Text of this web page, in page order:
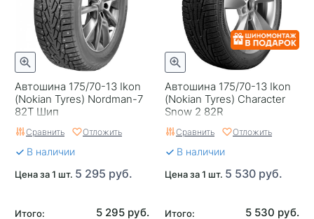
Автошина 175/70-13 Ikon
(Nokian Tyrеs) Nordman-7
82T Шип
Сравнить Отложить
В наличии
Цена за 1 шт. 5 295 руб.
Итого: 5 295 руб.
Автошина 175/70-13 Ikon
(Nokian Tyres) Character
Snow 2 82R
Сравнить Отложить
В наличии
Цена за 1 шт. 5 530 руб.
Итого: 5 530 руб.